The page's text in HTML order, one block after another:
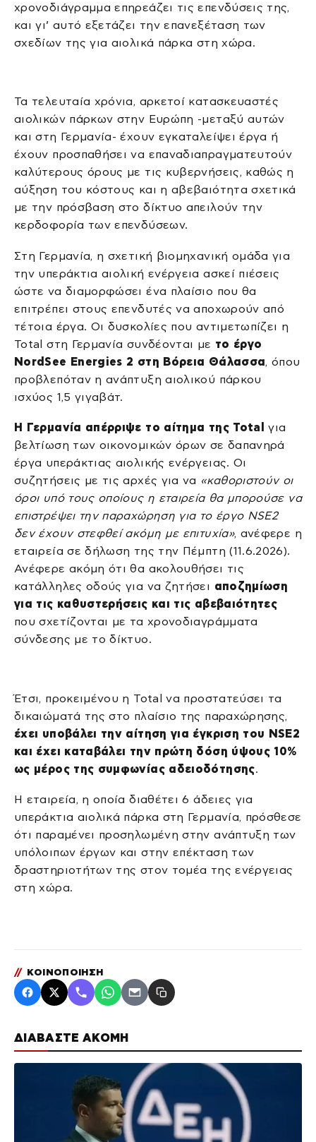
ΔΙΑΒΑΣΤΕ ΑΚΟΜΗ
χρονοδιάγραμμα επηρεάζει τις επενδύσεις της,
και γι’ αυτό εξετάζει την επανεξέταση των
σχεδίων της για αιολικά πάρκα στη χώρα.
Τα τελευταία χρόνια, αρκετοί κατασκευαστές
αιολικών πάρκων στην Ευρώπη -μεταξύ αυτών
και στη Γερμανία- έχουν εγκαταλείψει έργα ή
έχουν προσπαθήσει να επαναδιαπραγματευτούν
καλύτερους όρους με τις κυβερνήσεις, καθώς η
αύξηση του κόστους και η αβεβαιότητα σχετικά
με την πρόσβαση στο δίκτυο απειλούν την
κερδοφορία των επενδύσεων.
Στη Γερμανία, η σχετική βιομηχανική ομάδα για
την υπεράκτια αιολική ενέργεια ασκεί πιέσεις
ώστε να διαμορφώσει ένα πλαίσιο που θα
επιτρέπει στους επενδυτές να αποχωρούν από
τέτοια έργα. Οι δυσκολίες που αντιμετωπίζει η
Total στη Γερμανία συνδέονται με το έργο
NordSee Energies 2 στη Βόρεια Θάλασσα, όπου
προβλεπόταν η ανάπτυξη αιολικού πάρκου
ισχύος 1,5 γιγαβάτ.
Η Γερμανία απέρριψε το αίτημα της Total
για
βελτίωση των οικονομικών όρων σε δαπανηρά
έργα υπεράκτιας αιολικής ενέργειας. Οι
συζητήσεις με τις αρχές για να «καθοριστούν οι
όροι υπό τους οποίους η εταιρεία θα μπορούσε να
επιστρέψει την παραχώρηση για το έργο NSE2
δεν έχουν στεφθεί ακόμη με επιτυχία», ανέφερε η
εταιρεία σε δήλωση της την Πέμπτη (11.6.2026).
Ανέφερε ακόμη ότι θα ακολουθήσει τις
κατάλληλες οδούς για να ζητήσει αποζημίωση
για τις καθυστερήσεις και τις αβεβαιότητες
που σχετίζονται με τα χρονοδιαγράμματα
σύνδεσης με το δίκτυο.
Έτσι, προκειμένου η Total να προστατεύσει τα
δικαιώματά της στο πλαίσιο της παραχώρησης,
έχει υποβάλει την αίτηση για έγκριση του NSE2
και έχει καταβάλει την πρώτη δόση ύψους 10%
ως μέρος της συμφωνίας αδειοδότησης.
Η εταιρεία, η οποία διαθέτει 6 άδειες για
υπεράκτια αιολικά πάρκα στη Γερμανία, πρόσθεσε
ότι παραμένει προσηλωμένη στην ανάπτυξη των
υπόλοιπων έργων και στην επέκταση των
δραστηριοτήτων της στον τομέα της ενέργειας
στη χώρα.
// ΚΟΙΝΟΠΟΙΗΣΗ